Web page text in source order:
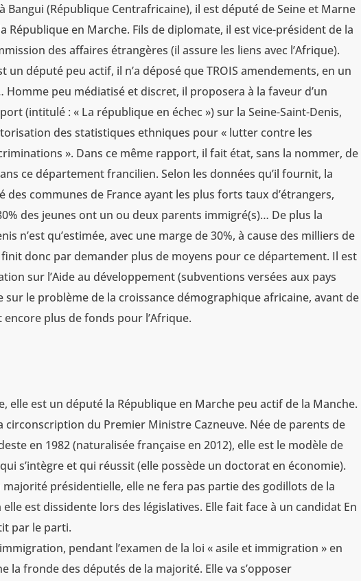
Bangui (République Centrafricaine), il est député de Seine et Marne
République en Marche. Fils de diplomate, il est vice-président de la
des affaires étrangères (il assure les liens avec l’Afrique).
un député peu actif, il n’a déposé que TROIS amendements, en un
Homme peu médiatisé et discret, il proposera à la faveur d’un
(intitulé : « La république en échec ») sur la Seine-Saint-Denis,
des statistiques ethniques pour « lutter contre les
». Dans ce même rapport, il fait état, sans la nommer, de
ce département francilien. Selon les données qu’il fournit, la
des communes de France ayant les plus forts taux d’étrangers,
des jeunes ont un ou deux parents immigré(s)… De plus la
n’est qu’estimée, avec une marge de 30%, à cause des milliers de
donc par demander plus de moyens pour ce département. Il est
sur l’Aide au développement (subventions versées aux pays
sur le problème de la croissance démographique africaine, avant de
plus de fonds pour l’Afrique.
elle est un député la République en Marche peu actif de la Manche.
circonscription du Premier Ministre Cazneuve. Née de parents de
en 1982 (naturalisée française en 2012), elle est le modèle de
s’intègre et qui réussit (elle possède un doctorat en économie).
présidentielle, elle ne fera pas partie des godillots de la
est dissidente lors des législatives. Elle fait face à un candidat En
par le parti.
pendant l’examen de la loi « asile et immigration » en
la fronde des députés de la majorité. Elle va s’opposer